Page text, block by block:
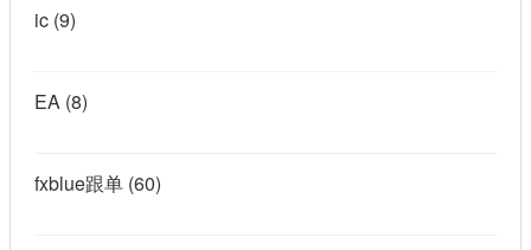
ic (9)
EA (8)
fxblue跟单 (60)